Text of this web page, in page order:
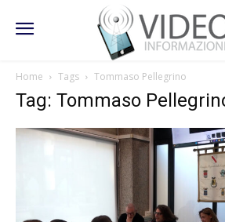
Home Tags Tommaso Pellegrino
Tag: Tommaso